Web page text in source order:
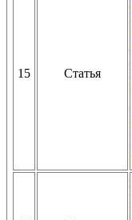
15 Статья